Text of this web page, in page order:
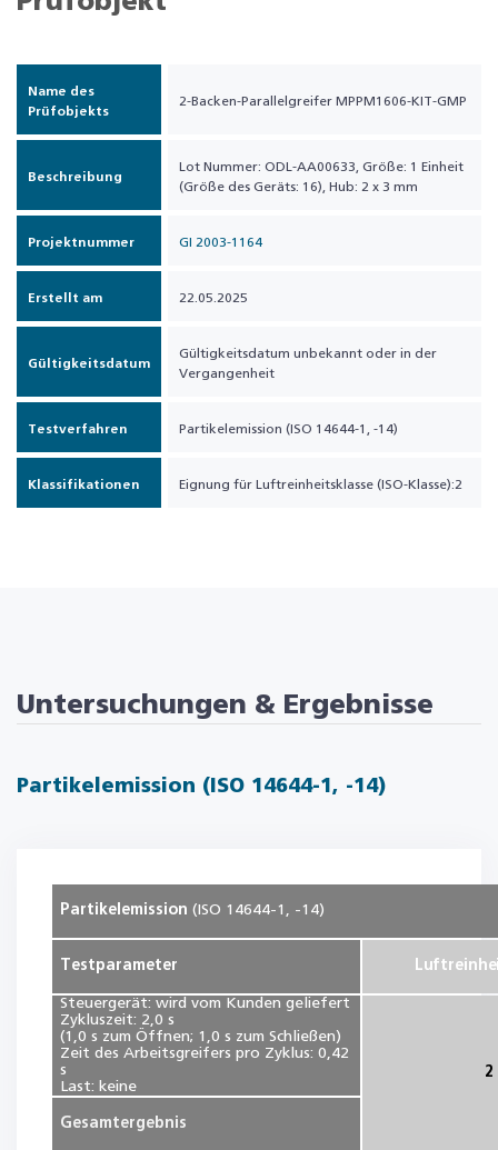
Name des
Prüfobjekts
2-Backen-Parallelgreifer MPPM1606-KIT-GMP
Beschreibung
Lot Nummer: ODL-AA00633, Größe: 1 Einheit
(Größe des Geräts: 16), Hub: 2 x 3 mm
Projektnummer GI 2003-1164
Erstellt am 22.05.2025
Gültigkeitsdatum
Gültigkeitsdatum unbekannt oder in der
Vergangenheit
Testverfahren Partikelemission (ISO 14644-1, -14)
Klassifikationen Eignung für Luftreinheitsklasse (ISO-Klasse):2
Untersuchungen & Ergebnisse
Partikelemission (ISO 14644-1, -14)
Partikelemission(ISO 14644-1, -14)
Testparameter
Steuergerät: wird vom Kunden geliefert
Zykluszeit: 2,0 s
(1,0 s zum Öffnen; 1,0 s zum Schließen)
Zeit des Arbeitsgreifers pro Zyklus: 0,42
s
Last: keine
2
Gesamtergebnis